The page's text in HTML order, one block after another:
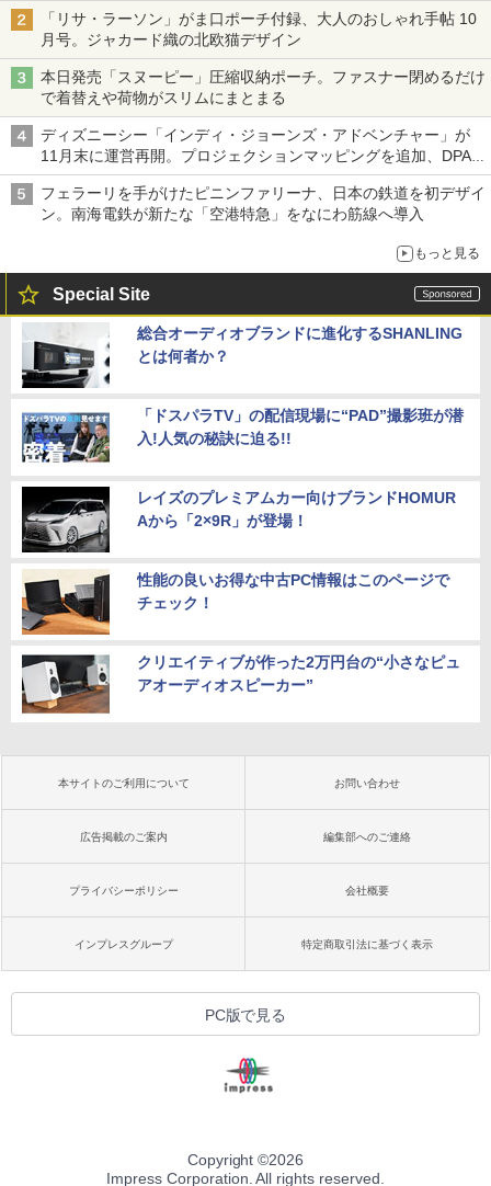
「リサ・ラーソン」がま口ポーチ付録、大人のおしゃれ手帖 10
月号。ジャカード織の北欧猫デザイン
本日発売「スヌーピー」圧縮収納ポーチ。ファスナー閉めるだけ
で着替えや荷物がスリムにまとまる
ディズニーシー「インディ・ジョーンズ・アドベンチャー」が
11月末に運営再開。プロジェクションマッピングを追加、DPA
は1500円
フェラーリを手がけたピニンファリーナ、日本の鉄道を初デザイ
ン。南海電鉄が新たな「空港特急」をなにわ筋線へ導入
もっと見る
Special Site
総合オーディオブランドに進化するSHANLING
とは何者か？
「ドスパラTV」の配信現場に“PAD”撮影班が潜
入!人気の秘訣に迫る!!
レイズのプレミアムカー向けブランドHOMUR
Aから「2×9R」が登場！
性能の良いお得な中古PC情報はこのページで
チェック！
クリエイティブが作った2万円台の“小さなピュ
アオーディオスピーカー”
本サイトのご利用について お問い合わせ
広告掲載のご案内 編集部へのご連絡
プライバシーポリシー 会社概要
インプレスグループ 特定商取引法に基づく表示
PC版で見る
Copyright ©2026
Impress Corporation. All rights reserved.